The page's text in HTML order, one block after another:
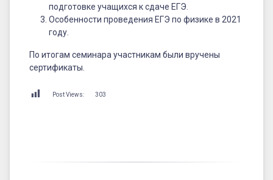
подготовке учащихся к сдаче ЕГЭ.
Особенности проведения ЕГЭ по физике в 2021
году.
По итогам семинара участникам были вручены
сертификаты.
Post Views: 303